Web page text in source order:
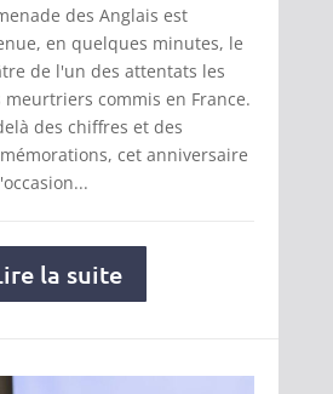
des Anglais est
en quelques minutes, le
de l'un des attentats les
meurtriers commis en France.
des chiffres et des
cet anniversaire
la suite